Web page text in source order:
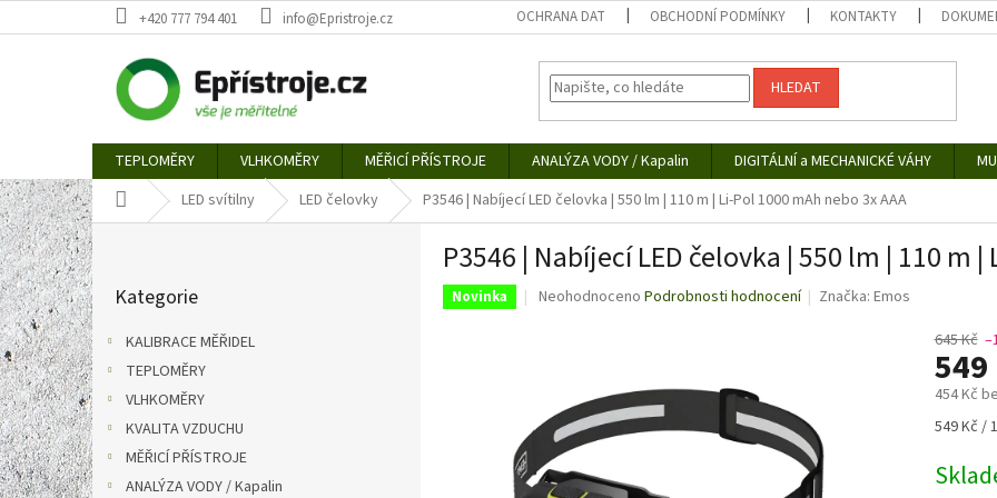
na
+420 777 794 401 info@Epristroje.cz OCHRANA DAT OBCHODNÍ PODMÍNKY KONTAKTY
HLEDAT
TEPLOMĚRY VLHKOMĚRY MĚŘICÍ PŘÍSTROJE ANALÝZA VODY / Kapalin DIGITÁLNÍ a MECHANICKÉ VÁHY
Domů LED svítilny LED čelovky P3546 | Nabíjecí LED čelovka | 550 lm | 110 m | Li-Pol 1000 mAh nebo 3x AAA
P
o
s
t
r
a
n
n
í
p
a
kategorie
Kategorie
KALIBRACE MĚŘIDEL
TEPLOMĚRY
VLHKOMĚRY
KVALITA VZDUCHU
MĚŘICÍ PŘÍSTROJE
ANALÝZA VODY / Kapalin
P3546 | Nabíjecí LED čelovka | 550 lm | 110 m
Novinka
Průměrné
5
hvězdiček.
Neohodnoceno Podrobnosti hodnocení Značka:Emos
645 Kč
549
454 Kč
Měrná
549 Kč /